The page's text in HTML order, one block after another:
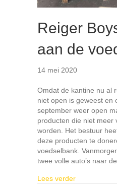
Reiger
aan de
14 mei 2020
Omdat de kantine nu al
niet open is geweest en
september weer open
producten die niet meer
worden. Het bestuur
deze producten te
voedselbank.
twee volle auto’s naar
Lees verderabout